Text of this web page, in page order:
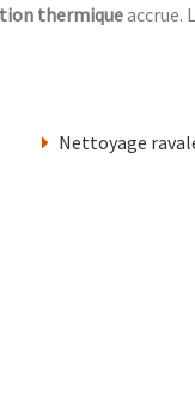
thermiqueaccrue.
Nettoyage